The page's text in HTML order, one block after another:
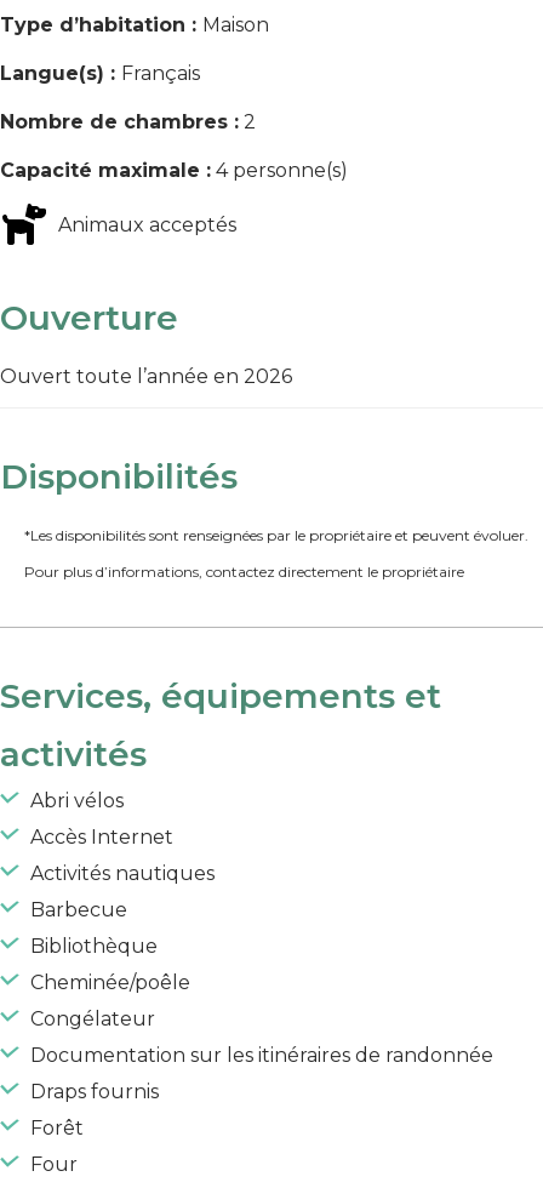
Type d’habitation : Maison
Langue(s) : Français
Nombre de chambres : 2
Capacité maximale : 4 personne(s)
Animaux acceptés
Ouverture
Ouvert toute l’année en 2026
Disponibilités
*Les disponibilités sont renseignées par le propriétaire et peuvent évoluer.
Pour plus d’informations, contactez directement le propriétaire
Services, équipements et
activités
Abri vélos
Accès Internet
Activités nautiques
Barbecue
Bibliothèque
Cheminée/poêle
Congélateur
Documentation sur les itinéraires de randonnée
Draps fournis
Forêt
Four